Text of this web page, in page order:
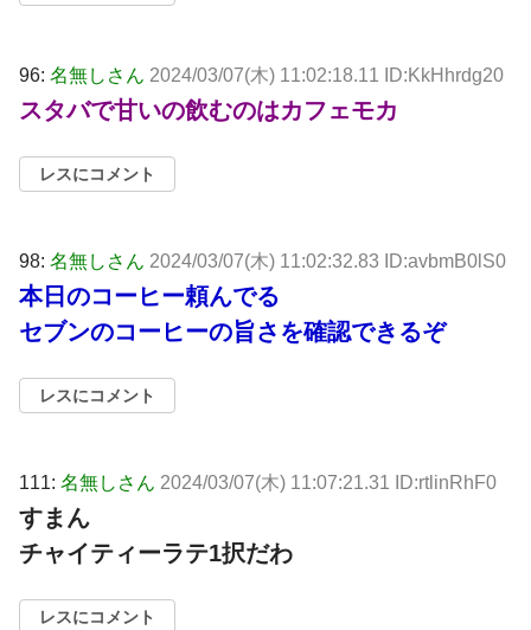
96: 名無しさん 2024/03/07(木) 11:02:18.11 ID:KkHhrdg20
スタバで甘いの飲むのはカフェモカ
レスにコメント
98: 名無しさん 2024/03/07(木) 11:02:32.83 ID:avbmB0lS0
本日のコーヒー頼んでる
セブンのコーヒーの旨さを確認できるぞ
レスにコメント
111: 名無しさん 2024/03/07(木) 11:07:21.31 ID:rtlinRhF0
すまん
チャイティーラテ1択だわ
レスにコメント